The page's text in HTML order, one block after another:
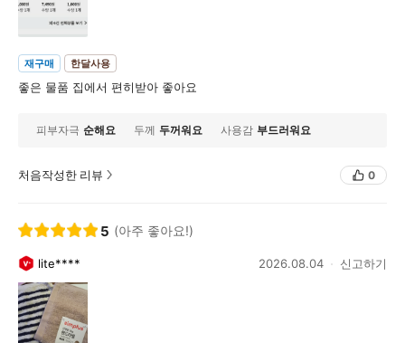
재구매 한달사용
좋은 물품 집에서 편히받아 좋아요
피부자극 순해요 두께 두꺼워요 사용감 부드러워요
처음작성한 리뷰 0
5 (아주 좋아요!)
lite**** 2026.08.04 신고하기